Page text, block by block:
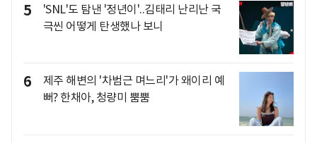
5
'SNL'도 탐낸 '정년이'..김태리 난리난 국
극씬 어떻게 탄생했나 보니
6
제주 해변의 '차범근 며느리'가 왜이리 예
뻐? 한채아, 청량미 뿜뿜